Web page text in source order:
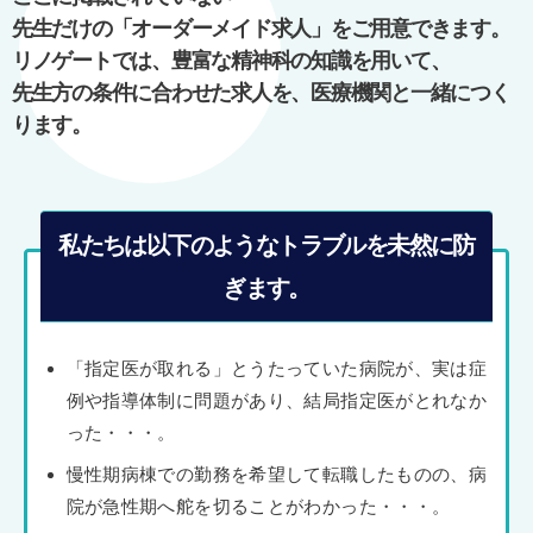
シ
ョ
ン
先生だけの「オーダーメイド求人」をご用意できます。
リノゲートでは、豊富な精神科の知識を用いて、
先生方の条件に合わせた求人を、医療機関と一緒につく
ります。
私たちは以下のようなトラブルを未然に防
ぎます。
「指定医が取れる」とうたっていた病院が、実は症
例や指導体制に問題があり、結局指定医がとれなか
った・・・。
慢性期病棟での勤務を希望して転職したものの、病
院が急性期へ舵を切ることがわかった・・・。